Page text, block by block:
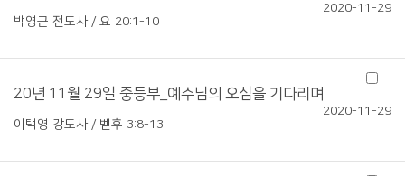
박영근 전도사 / 요 20:1-10
2020-11-29
20년 11월 29일 중등부_예수님의 오심을 기다리며
이택영 강도사 / 벧후 3:8-13
2020-11-29